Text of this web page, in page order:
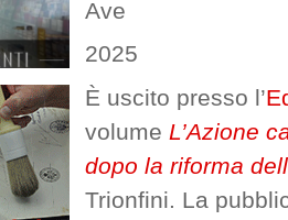
Ave
2025
È uscito presso l’
volume L’Azione
dopo la riforma
Trionfini. La